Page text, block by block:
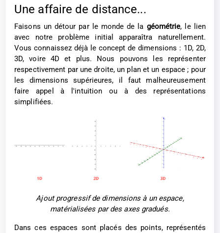
Une affaire de distance...
Faisons un détour par le monde de la géométrie, le lien
avec notre problème initial apparaîtra naturellement.
Vous connaissez déjà le concept de dimensions : 1D, 2D,
3D, voire 4D et plus. Nous pouvons les représenter
respectivement par une droite, un plan et un espace ; pour
les dimensions supérieures, il faut malheureusement
faire appel à l'intuition ou à des représentations
simplifiées.
Ajout progressif de dimensions à un espace,
matérialisées par des axes gradués.
Dans ces espaces sont placés des points, représentés